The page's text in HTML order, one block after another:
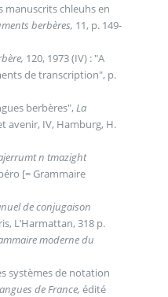
manuscrits chleuhs en
berbères, 11, p. 149-
120, 1973 (IV) : "A
de transcription", p.
langues berbères", La
avenir, IV, Hamburg, H.
n tmazight
[= Grammaire
de conjugaison
L’Harmattan, 318 p.
moderne du
de France, édité